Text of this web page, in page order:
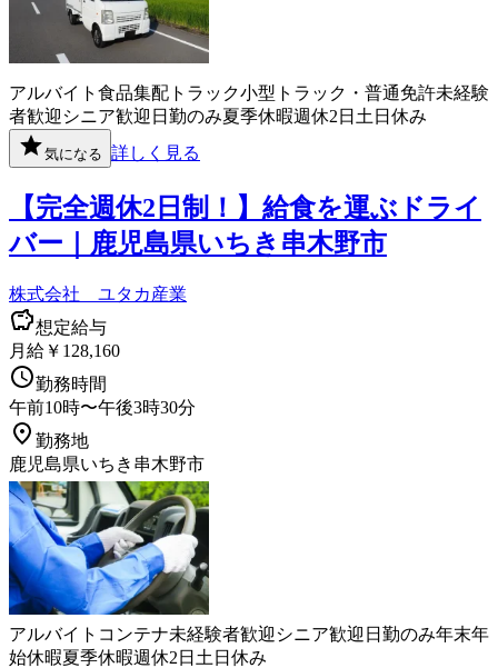
アルバイト 食品集配 トラック小型トラック・普通免許未経験
者歓迎 シニア歓迎 日勤のみ夏季休暇週休2日 土日休み
気になる 詳しく見る
【完全週休2日制！】給食を運ぶドライ
バー｜鹿児島県いちき串木野市
株式会社 ユタカ産業
想定給与
月給￥128,160
勤務時間
午前10時〜午後3時30分
勤務地
鹿児島県いちき串木野市
アルバイト コンテナ未経験者歓迎 シニア歓迎 日勤のみ年末年
始休暇夏季休暇週休2日 土日休み